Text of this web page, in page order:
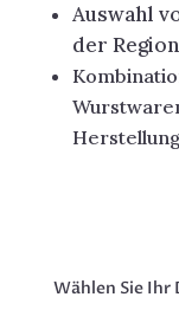
Auswahl
der Region
Wählen Sie Ihr